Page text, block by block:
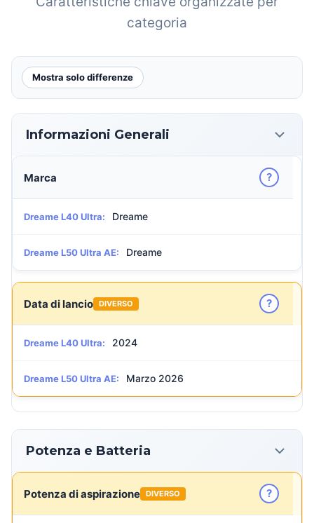
categoria
Mostra solo differenze
Informazioni Generali
Marca ?
Dreame L40 Ultra: Dreame
Dreame L50 Ultra AE: Dreame
Data di lancio DIVERSO ?
Dreame L40 Ultra: 2024
Dreame L50 Ultra AE: Marzo 2026
Potenza e Batteria
Potenza di aspirazione DIVERSO ?